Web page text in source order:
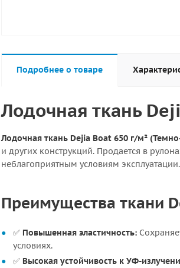
Подробнее о товаре
Лодочная ткань
Лодочная ткань Dejia Boat 650 г/м²
и других конструкций. Продается в
неблагоприятным условиям эксплуатации.
Преимущества ткани
✅ Повышенная эластичность:
условиях.
✅ Высокая устойчивость к УФ-